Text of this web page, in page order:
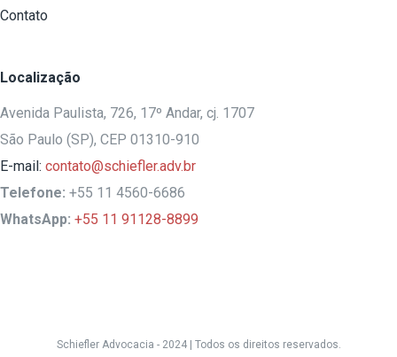
Contato
Localização
Avenida Paulista, 726, 17º Andar, cj. 1707
São Paulo (SP), CEP 01310-910
E-mail: contato@schiefler.adv.br
Telefone: +55 11 4560-6686
WhatsApp: +55 11 91128-8899
Schiefler Advocacia - 2024 | Todos os direitos reservados.